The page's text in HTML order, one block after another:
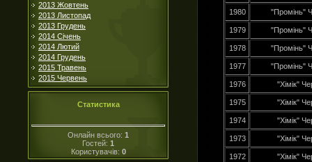
2013 Жовтень
2013 Листопад
2013 Грудень
2014 Січень
2014 Лютий
2014 Грудень
2015 Травень
2015 Червень
Статистика
Онлайн всього: 1
Гостей: 1
Користувачів: 0
1980 "Промінь"
1979 "Промінь"
1978 "Промінь"
1977 "Промінь"
1976 "Хімік"
1975 "Хімік"
1974 "Хімік"
1973 "Хімік"
1972 "Хімік"